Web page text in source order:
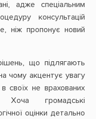
адже спеціальним
консультацій
ніж пропонує новий
що підлягають
чому акцентує увагу
своїх не врахованих
Хоча громадські
оцінки детально